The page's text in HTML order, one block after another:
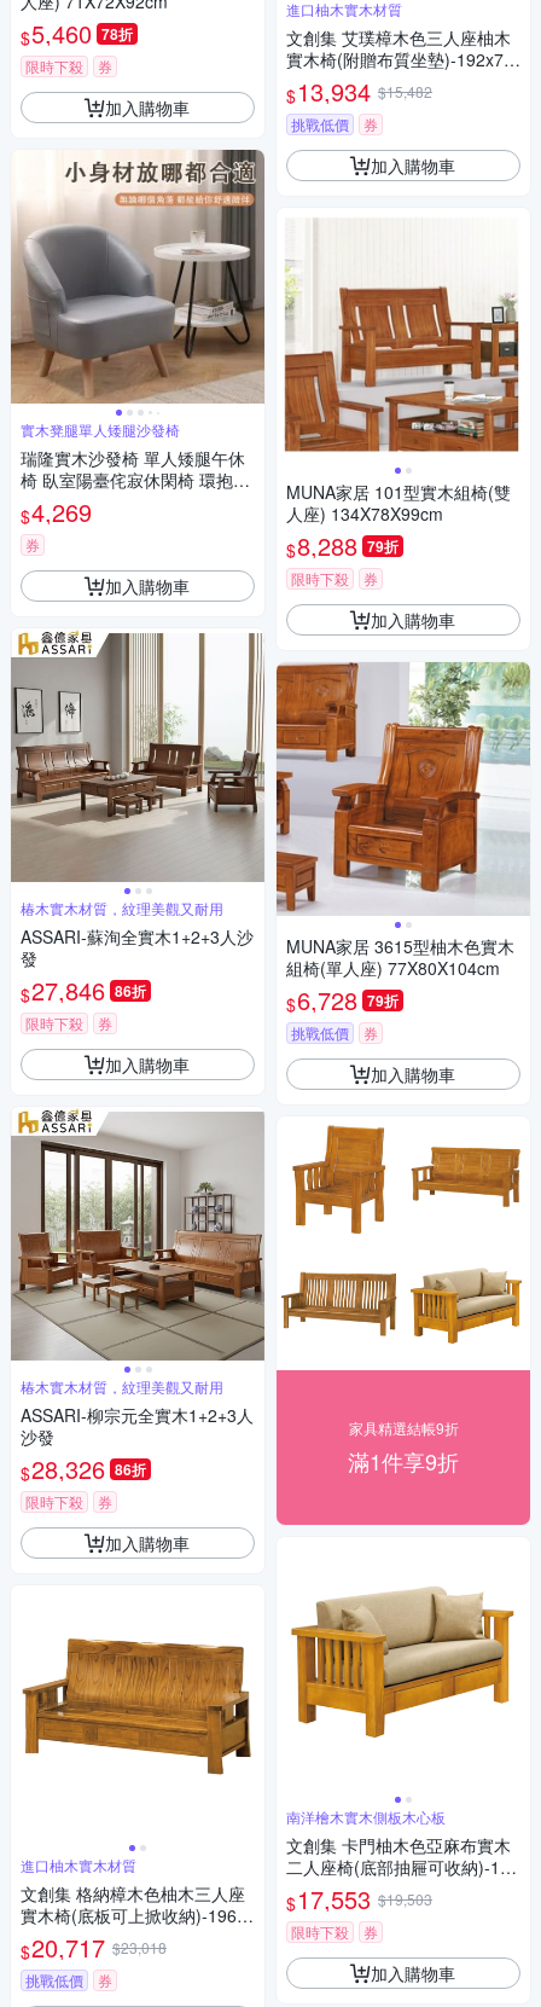
$5,460 78折
限時下殺 券
加入購物車
實木凳腿單人矮腿沙發椅
瑞隆實木沙發椅 單人矮腿午休
椅 臥室陽臺侘寂休閑椅 環抱式
扶手座椅（高密度回彈海綿 56*
66CM）
$4,269
券
加入購物車
椿木實木材質，紋理美觀又耐用
ASSARI-蘇洵全實木1+2+3人沙
發
$27,846 86折
限時下殺 券
加入購物車
椿木實木材質，紋理美觀又耐用
ASSARI-柳宗元全實木1+2+3人
沙發
$28,326 86折
限時下殺 券
加入購物車
進口柚木實木材質
文創集 格納樟木色柚木三人座
實木椅(底板可上掀收納)-196x7
3x99cm免組
$20,717 $23,018
挑戰低價
券
進口柚木實木材質
文創集 艾璞樟木色三人座柚木
實木椅(附贈布質坐墊)-192x74
x102cm免組
$13,934 $15,482
挑戰低價
券
加入購物車
MUNA家居 101型實木組椅(雙
人座) 134X78X99cm
$8,288 79折
限時下殺 券
加入購物車
MUNA家居 3615型柚木色實木
組椅(單人座) 77X80X104cm
$6,728 79折
挑戰低價 券
加入購物車
家具精選結帳9折
滿1件享9折
南洋檜木實木側板木心板
文創集 卡門柚木色亞麻布實木
二人座椅(底部抽屜可收納)-144
x80x85cm免組
$17,553 $19,503
限時下殺
券
加入購物車